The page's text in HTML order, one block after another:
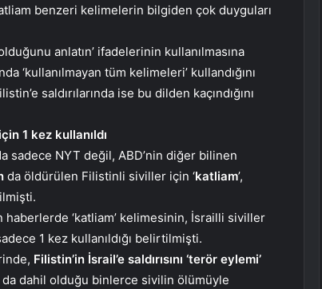
benzeri kelimelerin bilgiden çok duyguları
anlatın’ ifadelerinin kullanılmasına
‘kullanılmayan tüm kelimeleri’ kullandığını
saldırılarında ise bu dilden kaçındığını
1 kez kullanıldı
sadece NYT değil, ABD’nin diğer bilinen
da öldürülen Filistinli siviller için ‘katliam’,
haberlerde ‘katliam’ kelimesinin, İsrailli siviller
1 kez kullanıldığı belirtilmişti.
Filistin’in İsrail’e saldırısını ‘terör eylemi’
da dahil olduğu binlerce sivilin ölümüyle